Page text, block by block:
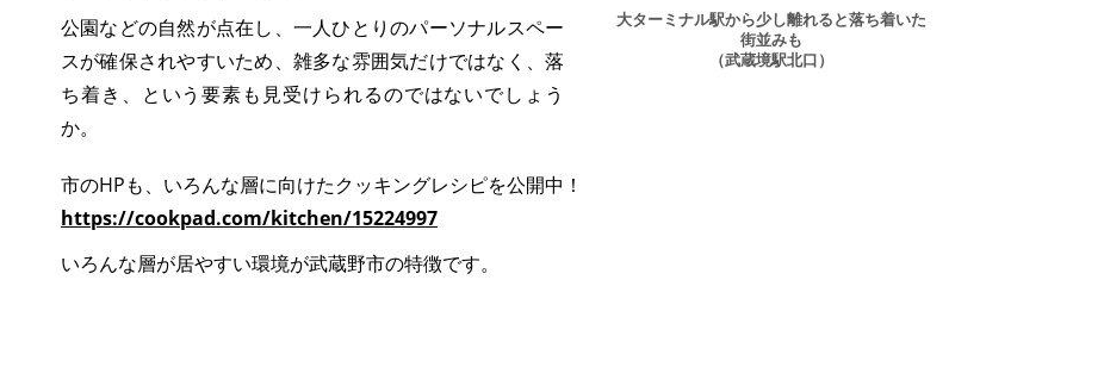
大ターミナル駅から少し離れると落ち着いた
街並みも
（武蔵境駅北口）
公園などの自然が点在し、一人ひとりのパーソナルスペー
スが確保されやすいため、雑多な雰囲気だけではなく、落
ち着き、という要素も見受けられるのではないでしょう
か。
市のHPも、いろんな層に向けたクッキングレシピを公開中！
https://cookpad.com/kitchen/15224997
いろんな層が居やすい環境が武蔵野市の特徴です。